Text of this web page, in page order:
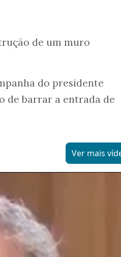
de um muro
do presidente
de barrar a entrada de
Ver mais